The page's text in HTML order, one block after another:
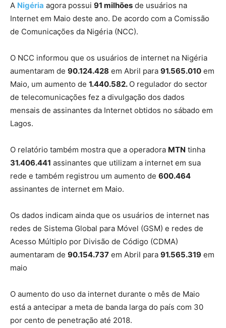
A Nigéria agora possui 91 milhões de usuários na
Internet em Maio deste ano. De acordo com a Comissão
de Comunicações da Nigéria (NCC).
O NCC informou que os usuários de internet na Nigéria
aumentaram de 90.124.428 em Abril para 91.565.010 em
Maio, um aumento de 1.440.582. O regulador do sector
de telecomunicações fez a divulgação dos dados
mensais de assinantes da Internet obtidos no sábado em
Lagos.
O relatório também mostra que a operadora MTN tinha
31.406.441 assinantes que utilizam a internet em sua
rede e também registrou um aumento de 600.464
assinantes de internet em Maio.
Os dados indicam ainda que os usuários de internet nas
redes de Sistema Global para Móvel (GSM) e redes de
Acesso Múltiplo por Divisão de Código (CDMA)
aumentaram de 90.154.737 em Abril para 91.565.319 em
maio
O aumento do uso da internet durante o mês de Maio
está a antecipar a meta de banda larga do país com 30
por cento de penetração até 2018.